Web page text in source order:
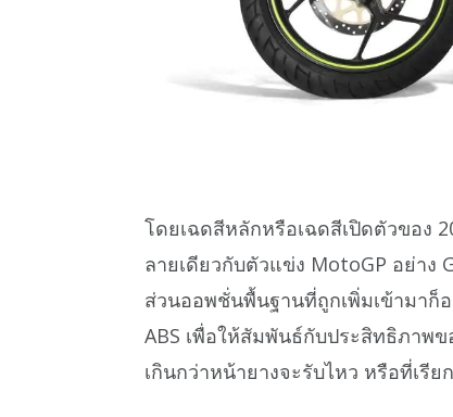
โดยเฉดสีหลักหรือเฉดสีเปิดตัวของ
ลายเดียวกับตัวแข่ง MotoGP อย่าง
ส่วนออพชั่นพื้นฐานที่ถูกเพิ่มเข้ามาก็
ABS เพื่อให้สัมพันธ์กับประสิทธิภาพ
เกินกว่าหน้ายางจะรับไหว หรือที่เรี